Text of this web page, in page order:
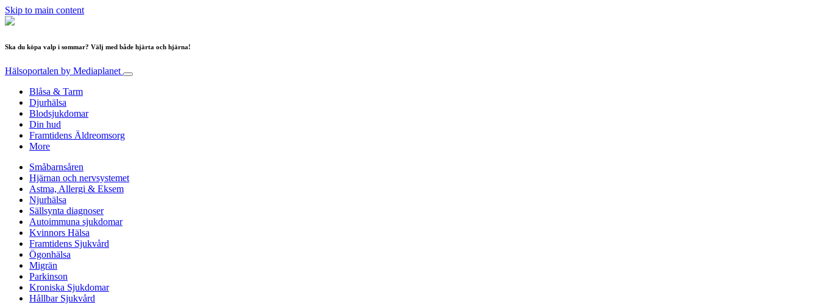
Skip to main content
Ska du köpa valp i sommar? Välj med både hjärta och hjärna!
Hälsoportalen by Mediaplanet
Blåsa & Tarm
Djurhälsa
Blodsjukdomar
Din hud
Framtidens Äldreomsorg
More
Småbarnsåren
Hjärnan och nervsystemet
Astma, Allergi & Eksem
Njurhälsa
Sällsynta diagnoser
Autoimmuna sjukdomar
Kvinnors Hälsa
Framtidens Sjukvård
Ögonhälsa
Migrän
Parkinson
Kroniska Sjukdomar
Hållbar Sjukvård